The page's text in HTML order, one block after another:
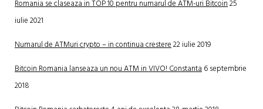
Romania se claseaza in TOP 10 pentru numarul de ATM-uri Bitcoin25
iulie 2021
Numarul de ATMuri crypto – in continua crestere22 iulie 2019
Bitcoin Romania lanseaza un nou ATM in VIVO! Constanta6 septembrie
2018